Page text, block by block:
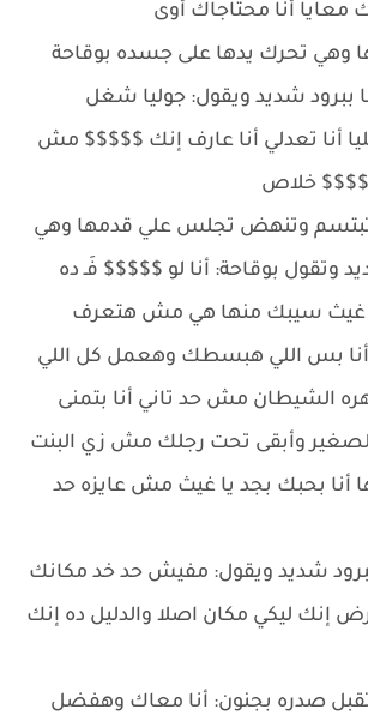
معايا أنا محتاجاك أوى
وهي تحرك يدها على جسده بوقاحة
ببرود شديد ويقول: جوليا شغل
أنا تعدلي أنا عارف إنك $$$$$ مش
خلاص
وتبتسم وتنهض تجلس علي قدمها وهي
وتقول بوقاحة: أنا لو $$$$$ فَـ ده
غيث سيبك منها هي مش هتعرف
بس اللي هبسطك وهعمل كل اللي
الشيطان مش حد تاني أنا بتمنى
وأبقى تحت رجلك مش زي البنت
أنا بحبك بجد يا غيث مش عايزه حد
شديد ويقول: مفيش حد خد مكانك
إنك ليكي مكان اصلا والدليل ده إنك
صدره بجنون: أنا معاك وهفضل